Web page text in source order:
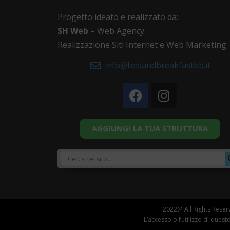
Progetto ideato e realizzato da:
SH Web – Web Agency
Realizzazione Siti Internet e Web Marketing
info@bedandbreakfastbb.it
AGGIUNGI LA TUA STRUTTURA
2022@ All Rights
L’accesso o l’utilizzo di